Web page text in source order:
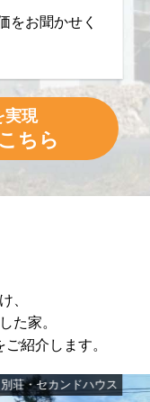
をお聞かせく
実現
ちら
、
た家。
紹介します。
セカンドハウス